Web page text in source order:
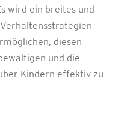
wird ein breites und
diesen
und die
Kindern effektiv zu